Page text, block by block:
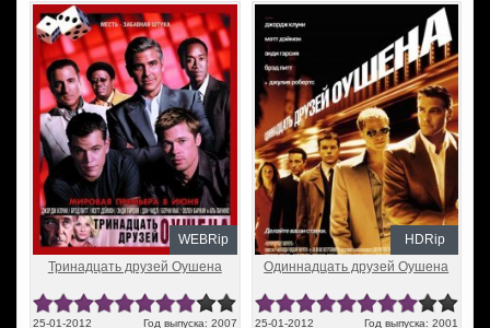
WEBRip
Тринадцать друзей Оушена
25-01-2012 Год выпуска: 2007
HDRip
Одиннадцать друзей Оушена
25-01-2012 Год выпуска: 2001